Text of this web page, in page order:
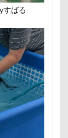
すばる
ン
ト用バスタブ
ペット可
トパラダイス
トジーンズ
ゃん